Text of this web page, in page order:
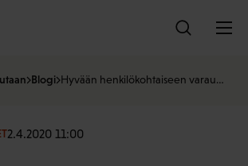
Blogi Hyvään henkilökohtaiseen varau…
2.4.2020 11:00